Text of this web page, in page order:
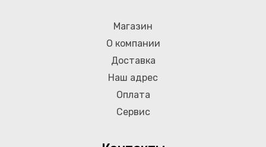
Магазин
О компании
Доставка
Наш адрес
Оплата
Сервис